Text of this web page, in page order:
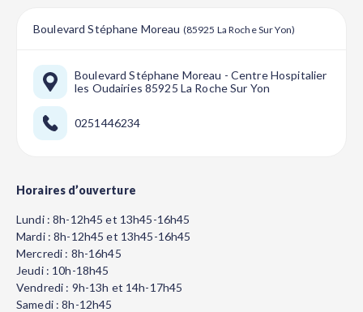
Boulevard Stéphane Moreau (85925 La Roche Sur Yon)
Boulevard Stéphane Moreau - Centre Hospitalier
les Oudairies 85925 La Roche Sur Yon
0251446234
Horaires d’ouverture
Lundi : 8h-12h45 et 13h45-16h45
Mardi : 8h-12h45 et 13h45-16h45
Mercredi : 8h-16h45
Jeudi : 10h-18h45
Vendredi : 9h-13h et 14h-17h45
Samedi : 8h-12h45